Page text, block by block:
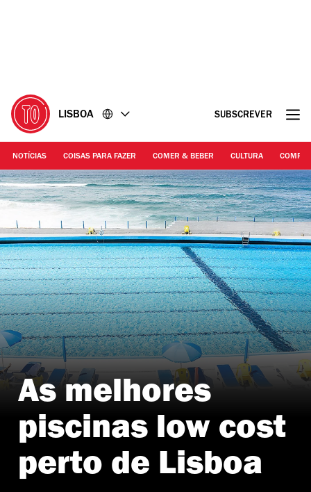
LISBOA SUBSCREVER
NOTÍCIAS COISAS PARA FAZER COMER & BEBER CULTURA
As melhores
piscinas low cost
perto de Lisboa